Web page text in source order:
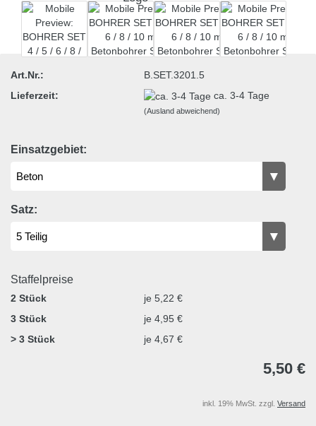
Art.Nr.:
B.SET.3201.5
Lieferzeit:
ca. 3-4 Tage
(Ausland abweichend)
Einsatzgebiet:
Satz:
Staffelpreise
2 Stück
je 5,22 €
3 Stück
je 4,95 €
> 3 Stück
je 4,67 €
5,50 €
inkl. 19% MwSt. zzgl. Versand